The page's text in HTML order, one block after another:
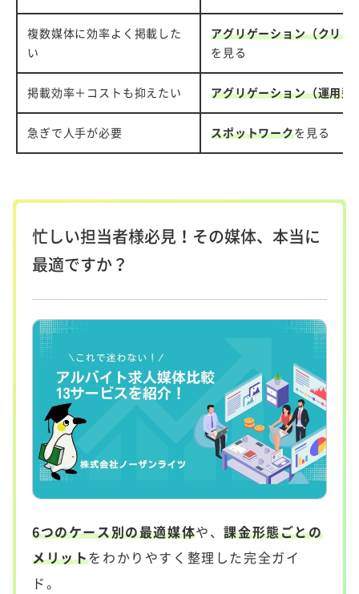
複数媒体に効率よく掲載した
い
アグリゲーション（クリッ
を見る
掲載効率＋コストも抑えたい アグリゲーション（運用型
急ぎで人手が必要 スポットワークを見る
忙しい担当者様必見！その媒体、本当に
最適ですか？
6つのケース別の最適媒体や、課金形態ごとの
メリットをわかりやすく整理した完全ガイ
ド。